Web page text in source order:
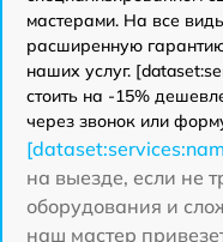
мастерами. На все
расширенную
наших услуг.
стоить на -15%
через звонок или
на выезде, если не
оборудования и
наш мастер